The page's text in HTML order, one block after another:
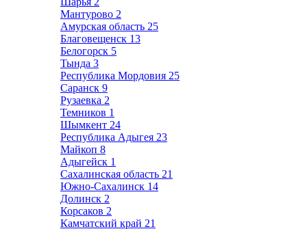
Мантурово 2
Амурская область 25
Благовещенск 13
Белогорск 5
Тында 3
Республика Мордовия 25
Саранск 9
Рузаевка 2
Темников 1
Шымкент 24
Республика Адыгея 23
Майкоп 8
Адыгейск 1
Сахалинская область 21
Южно-Сахалинск 14
Долинск 2
Корсаков 2
Камчатский край 21